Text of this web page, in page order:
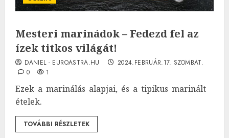
Mesteri marinádok – Fedezd fel az
ízek titkos világát!
DANIEL - EUROASTRA.HU
2024.FEBRUÁR.17. SZOMBAT.
0
1
Ezek a marinálás alapjai, és a tipikus marinált
ételek.
TOVÁBBI RÉSZLETEK